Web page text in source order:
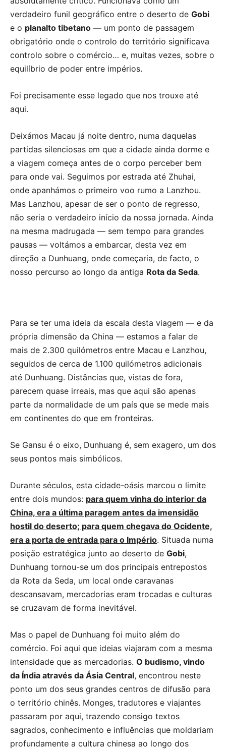
verdadeiro funil geográfico entre o deserto de Gobi
e o planalto tibetano — um ponto de passagem
obrigatório onde o controlo do território significava
controlo sobre o comércio… e, muitas vezes, sobre o
equilíbrio de poder entre impérios.
Foi precisamente esse legado que nos trouxe até
aqui.
Deixámos Macau já noite dentro, numa daquelas
partidas silenciosas em que a cidade ainda dorme e
a viagem começa antes de o corpo perceber bem
para onde vai. Seguimos por estrada até Zhuhai,
onde apanhámos o primeiro voo rumo a Lanzhou.
Mas Lanzhou, apesar de ser o ponto de regresso,
não seria o verdadeiro início da nossa jornada. Ainda
na mesma madrugada — sem tempo para grandes
pausas — voltámos a embarcar, desta vez em
direção a Dunhuang, onde começaria, de facto, o
nosso percurso ao longo da antiga Rota da Seda.
Para se ter uma ideia da escala desta viagem — e da
própria dimensão da China — estamos a falar de
mais de 2.300 quilómetros entre Macau e Lanzhou,
seguidos de cerca de 1.100 quilómetros adicionais
até Dunhuang. Distâncias que, vistas de fora,
parecem quase irreais, mas que aqui são apenas
parte da normalidade de um país que se mede mais
em continentes do que em fronteiras.
Se Gansu é o eixo, Dunhuang é, sem exagero, um dos
seus pontos mais simbólicos.
Durante séculos, esta cidade-oásis marcou o limite
entre dois mundos: para quem vinha do interior da
China, era a última paragem antes da imensidão
hostil do deserto; para quem chegava do Ocidente,
era a porta de entrada para o Império. Situada numa
posição estratégica junto ao deserto de Gobi,
Dunhuang tornou-se um dos principais entrepostos
da Rota da Seda, um local onde caravanas
descansavam, mercadorias eram trocadas e culturas
se cruzavam de forma inevitável.
Mas o papel de Dunhuang foi muito além do
comércio. Foi aqui que ideias viajaram com a mesma
intensidade que as mercadorias. O budismo, vindo
da Índia através da Ásia Central, encontrou neste
ponto um dos seus grandes centros de difusão para
o território chinês. Monges, tradutores e viajantes
passaram por aqui, trazendo consigo textos
sagrados, conhecimento e influências que moldariam
profundamente a cultura chinesa ao longo dos